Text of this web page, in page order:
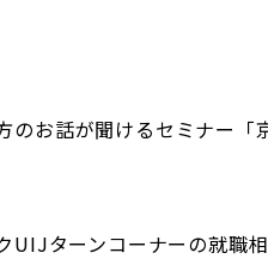
のお話が聞けるセミナー
UIJターンコーナーの就職